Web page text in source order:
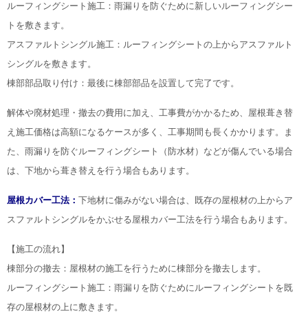
ルーフィングシート施工：雨漏りを防ぐために新しいルーフィングシー
トを敷きます。
アスファルトシングル施工：ルーフィングシートの上からアスファルト
シングルを敷きます。
棟部部品取り付け：最後に棟部部品を設置して完了です。
解体や廃材処理・撤去の費用に加え、工事費がかかるため、屋根葺き替
え施工価格は高額になるケースが多く、工事期間も長くかかります。ま
た、雨漏りを防ぐルーフィングシート（防水材）などが傷んでいる場合
は、下地から葺き替えを行う場合もあります。
屋根カバー工法： 下地材に傷みがない場合は、既存の屋根材の上からア
スファルトシングルをかぶせる屋根カバー工法を行う場合もあります。
【施工の流れ】
棟部分の撤去：屋根材の施工を行うために棟部分を撤去します。
ルーフィングシート施工：雨漏りを防ぐためにルーフィングシートを既
存の屋根材の上に敷きます。